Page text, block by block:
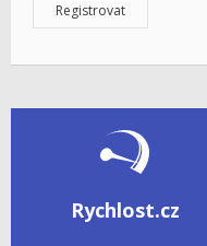
Registrovat
Rychlost.cz